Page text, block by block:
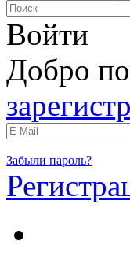
Войти
Добро
Забыли пароль?